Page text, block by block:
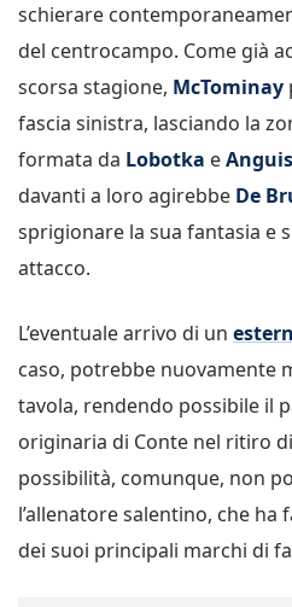
schierare
del centrocampo. Come già
scorsa stagione, McTominay
fascia sinistra, lasciando la
formata da Lobotka e
davanti a loro agirebbe De
sprigionare la sua fantasia e
attacco.
L’eventuale arrivo di un
caso, potrebbe nuovamente
tavola, rendendo possibile il
originaria di Conte nel ritiro
possibilità, comunque, non
l’allenatore salentino, che ha
dei suoi principali marchi di